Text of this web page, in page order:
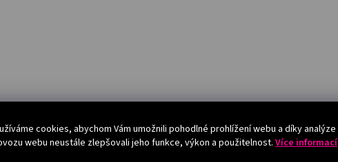
cookies, abychom Vám umožnili pohodlné prohlížení webu a díky analýze
webu neustále zlepšovali jeho funkce, výkon a použitelnost. Více informací